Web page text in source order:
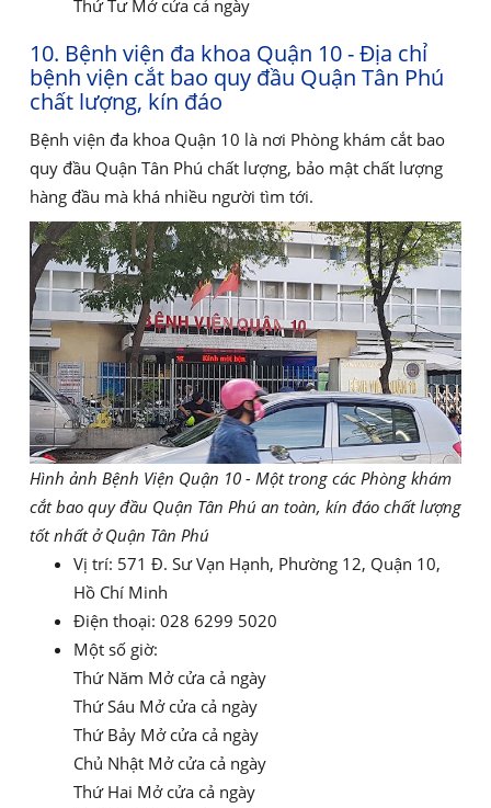
Thứ Tư Mở cửa cả ngày
10. Bệnh viện đa khoa Quận 10 - Địa chỉ
bệnh viện cắt bao quy đầu Quận Tân Phú
chất lượng, kín đáo
Bệnh viện đa khoa Quận 10 là nơi Phòng khám cắt bao
quy đầu Quận Tân Phú chất lượng, bảo mật chất lượng
hàng đầu mà khá nhiều người tìm tới.
Hình ảnh Bệnh Viện Quận 10 - Một trong các Phòng khám
cắt bao quy đầu Quận Tân Phú an toàn, kín đáo chất lượng
tốt nhất ở Quận Tân Phú
Vị trí: 571 Đ. Sư Vạn Hạnh, Phường 12, Quận 10,
Hồ Chí Minh
Điện thoại: 028 6299 5020
Một số giờ:
Thứ Năm Mở cửa cả ngày
Thứ Sáu Mở cửa cả ngày
Thứ Bảy Mở cửa cả ngày
Chủ Nhật Mở cửa cả ngày
Thứ Hai Mở cửa cả ngày